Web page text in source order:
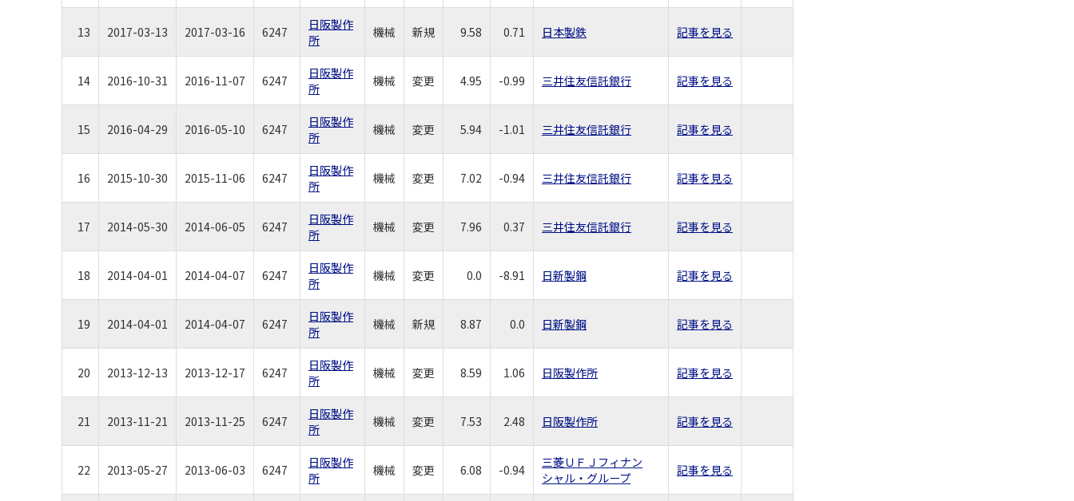
13 2017-03-13 2017-03-16 6247
日阪製作
所
機械 新規 9.58 0.71 日本製鉄 記事を見る
14 2016-10-31 2016-11-07 6247
日阪製作
所
機械 変更 4.95 -0.99 三井住友信託銀行 記事を見る
15 2016-04-29 2016-05-10 6247
日阪製作
所
機械 変更 5.94 -1.01 三井住友信託銀行 記事を見る
16 2015-10-30 2015-11-06 6247
日阪製作
所
機械 変更 7.02 -0.94 三井住友信託銀行 記事を見る
17 2014-05-30 2014-06-05 6247
日阪製作
所
機械 変更 7.96 0.37 三井住友信託銀行 記事を見る
18 2014-04-01 2014-04-07 6247
日阪製作
所
機械 変更 0.0 -8.91 日新製鋼 記事を見る
19 2014-04-01 2014-04-07 6247
日阪製作
所
機械 新規 8.87 0.0 日新製鋼 記事を見る
20 2013-12-13 2013-12-17 6247
日阪製作
所
機械 変更 8.59 1.06 日阪製作所 記事を見る
21 2013-11-21 2013-11-25 6247
日阪製作
所
機械 変更 7.53 2.48 日阪製作所 記事を見る
22 2013-05-27 2013-06-03 6247
日阪製作
所
機械 変更 6.08 -0.94
三菱ＵＦＪフィナン
シャル・グループ
記事を見る